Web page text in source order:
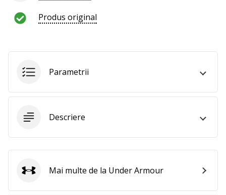
Produs original
Parametrii
Descriere
Under Armour
Mai multe de la Under Armour